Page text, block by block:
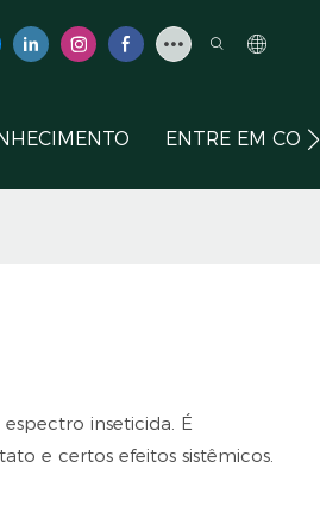
ENTRE EM
inseticida. É
e certos efeitos sistêmicos.